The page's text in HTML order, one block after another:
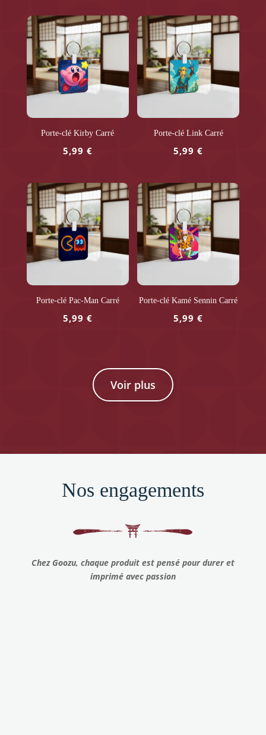
Porte-clé Kirby Carré
5,99 €
Porte-clé Link Carré
5,99€
Porte-clé Pac-Man Carré
5,99 €
Porte-clé Kamé Sennin Carré
5,99€
Voir plus
Nos engagements
Chez Goozu, chaque produit est pensé pour durer et
imprimé avec passion